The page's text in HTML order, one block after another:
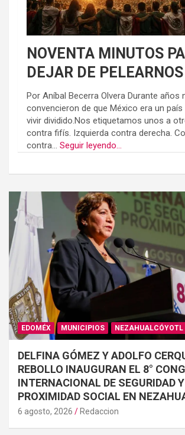
NOVENTA MINUTOS
DEJAR DE PELEARNOS
Por Aníbal Becerra Olvera Durante años
convencieron de que México era un
vivir dividido.Nos etiquetamos unos a
contra fifís. Izquierda contra derecha.
contra... Seguir leyendo...
EDOMÉX MUNICIPIOS NEZAHUALCÓYOTL
DELFINA GÓMEZ Y ADOLFO
REBOLLO INAUGURAN EL 8°
INTERNACIONAL DE SEGURIDAD Y
PROXIMIDAD SOCIAL EN
6 agosto, 2026 Redaccion